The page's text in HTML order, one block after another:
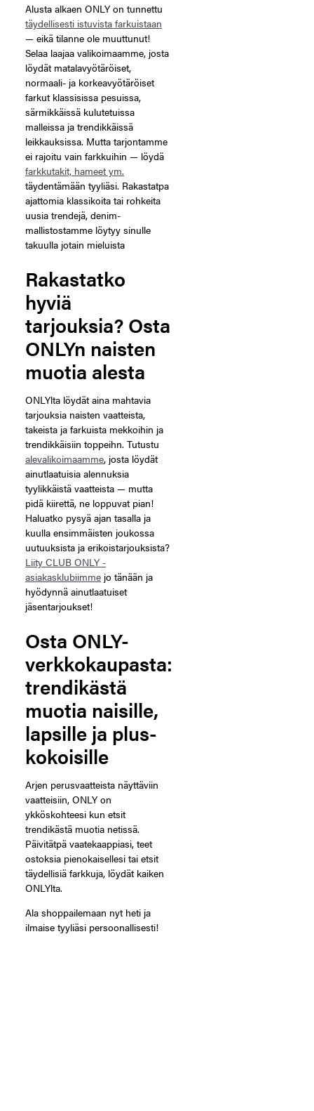
Alusta alkaen ONLY on tunnettu
täydellisesti istuvista farkuistaan
— eikä tilanne ole muuttunut!
Selaa laajaa valikoimaamme, josta
löydät matalavyötäröiset,
normaali- ja korkeavyötäröiset
farkut klassisissa pesuissa,
särmikkäissä kulutetuissa
malleissa ja trendikkäissä
leikkauksissa. Mutta tarjontamme
ei rajoitu vain farkkuihin — löydä
farkkutakit, hameet ym.
täydentämään tyyliäsi. Rakastatpa
ajattomia klassikoita tai rohkeita
uusia trendejä, denim-
mallistostamme löytyy sinulle
takuulla jotain mieluista
Rakastatko
hyviä
tarjouksia? Osta
ONLYn naisten
muotia alesta
ONLYlta löydät aina mahtavia
tarjouksia naisten vaatteista,
takeista ja farkuista mekkoihin ja
trendikkäisiin toppeihn. Tutustu
alevalikoimaamme, josta löydät
ainutlaatuisia alennuksia
tyylikkäistä vaatteista — mutta
pidä kiirettä, ne loppuvat pian!
Haluatko pysyä ajan tasalla ja
kuulla ensimmäisten joukossa
uutuuksista ja erikoistarjouksista?
Liity CLUB ONLY -
asiakasklubiimme jo tänään ja
hyödynnä ainutlaatuiset
jäsentarjoukset!
Osta ONLY-
verkkokaupasta:
trendikästä
muotia naisille,
lapsille ja plus-
kokoisille
Arjen perusvaatteista näyttäviin
vaatteisiin, ONLY on
ykköskohteesi kun etsit
trendikästä muotia netissä.
Päivitätpä vaatekaappiasi, teet
ostoksia pienokaisellesi tai etsit
täydellisiä farkkuja, löydät kaiken
ONLYlta.
Ala shoppailemaan nyt heti ja
ilmaise tyyliäsi persoonallisesti!